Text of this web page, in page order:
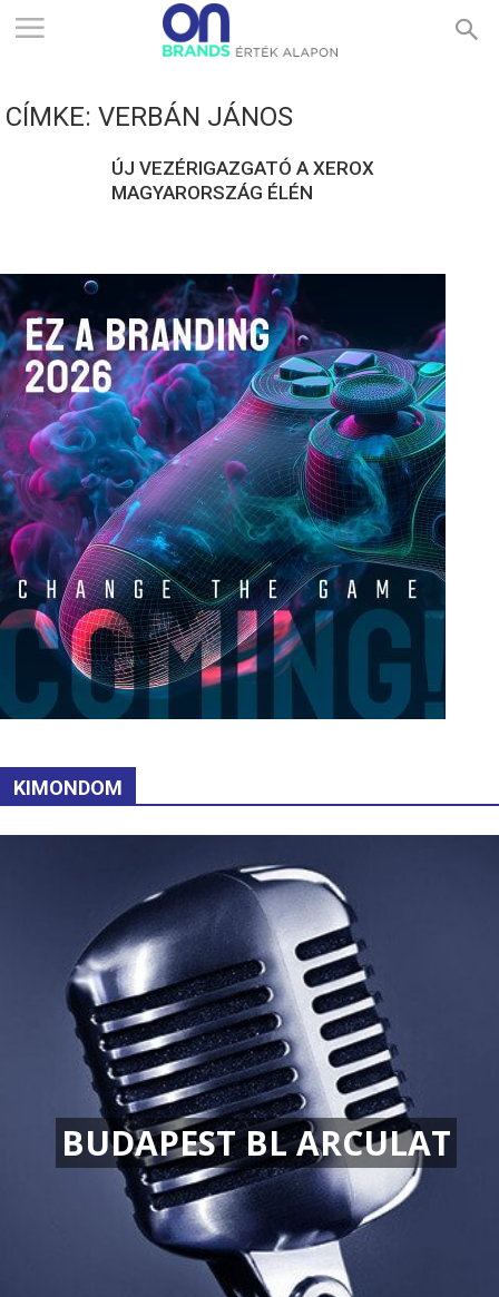
ONBRANDS
ALAPON
CÍMKE: VERBÁN JÁNOS
ÚJ VEZÉRIGAZGATÓ A XEROX
MAGYARORSZÁG ÉLÉN
KIMONDOM
BUDAPEST BL ARCULAT